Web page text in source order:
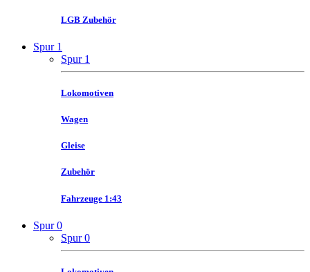
LGB Zubehör
Spur 1
Spur 1
Lokomotiven
Wagen
Gleise
Zubehör
Fahrzeuge 1:43
Spur 0
Spur 0